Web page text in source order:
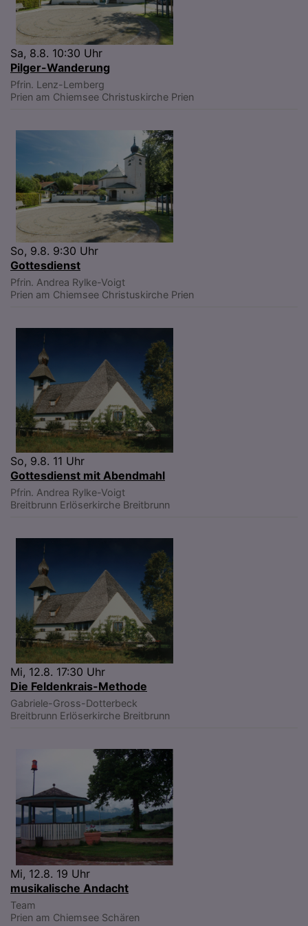
Sa, 8.8. 10:30 Uhr
Pilger-Wanderung
Pfrin. Lenz-Lemberg
Prien am Chiemsee Christuskirche Prien
So, 9.8. 9:30 Uhr
Gottesdienst
Pfrin. Andrea Rylke-Voigt
Prien am Chiemsee Christuskirche Prien
So, 9.8. 11 Uhr
Gottesdienst mit Abendmahl
Pfrin. Andrea Rylke-Voigt
Breitbrunn Erlöserkirche Breitbrunn
Mi, 12.8. 17:30 Uhr
Die Feldenkrais-Methode
Gabriele-Gross-Dotterbeck
Breitbrunn Erlöserkirche Breitbrunn
Mi, 12.8. 19 Uhr
musikalische Andacht
Team
Prien am Chiemsee Schären